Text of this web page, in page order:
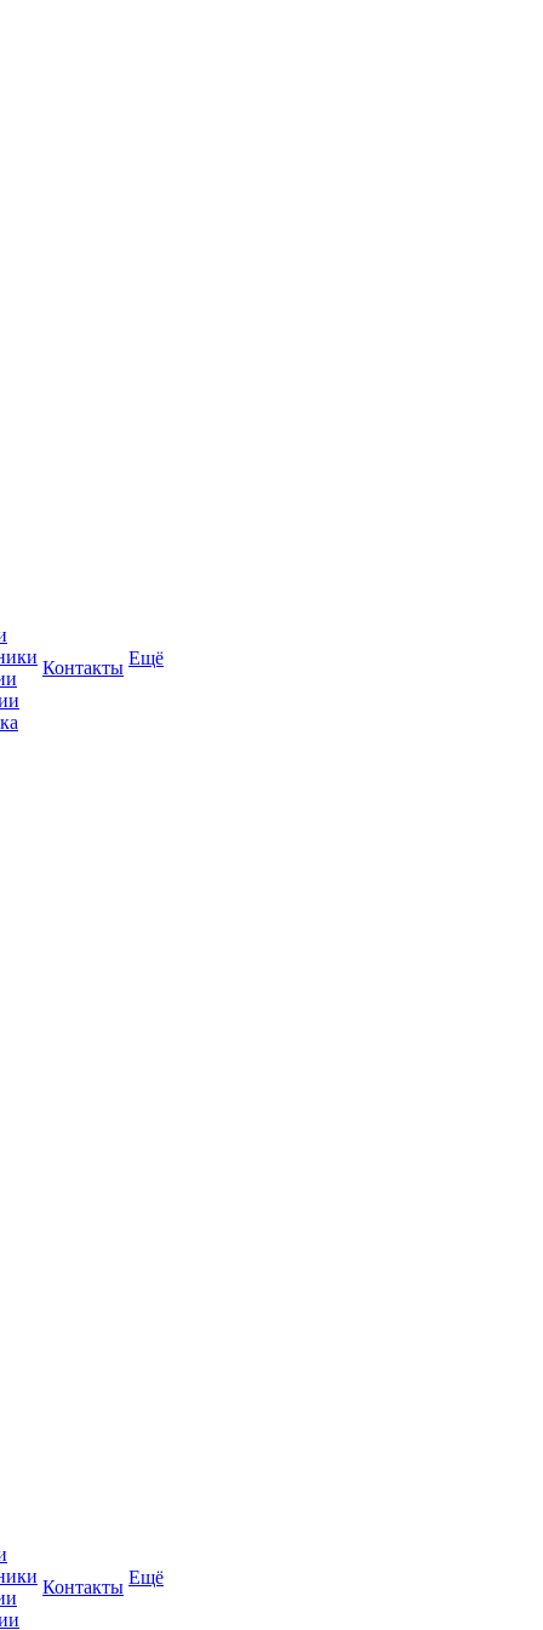
Контакты Ещё
Контакты Ещё